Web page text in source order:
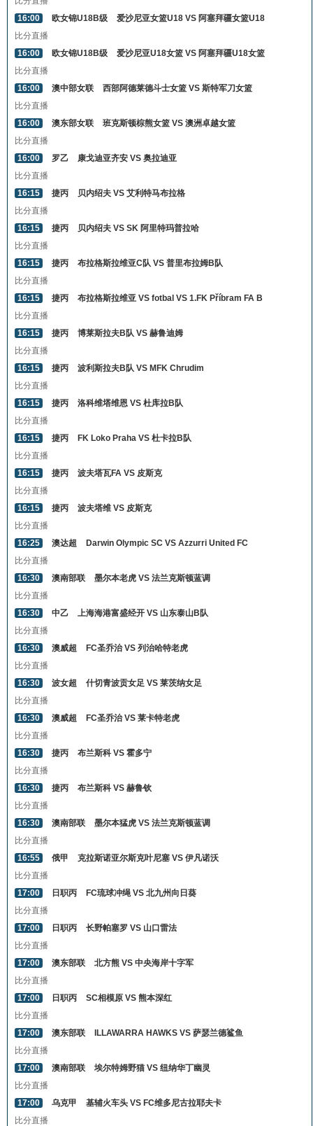
16:00
欧女锦U18B级
爱沙尼亚女篮U18 VS 阿塞拜疆女篮U18
比分直播
16:00
欧女锦U18B级
爱沙尼亚U18女篮 VS 阿塞拜疆U18女篮
比分直播
16:00
澳中部女联
西部阿德莱德斗士女篮 VS 斯特军刀女篮
比分直播
16:00
澳东部女联
班克斯顿棕熊女篮 VS 澳洲卓越女篮
比分直播
16:00
罗乙
康戈迪亚齐安 VS 奥拉迪亚
比分直播
16:15
捷丙
贝内绍夫 VS 艾利特马布拉格
比分直播
16:15
捷丙
贝内绍夫 VS SK 阿里特玛普拉哈
比分直播
16:15
捷丙
布拉格斯拉维亚C队 VS 普里布拉姆B队
比分直播
16:15
捷丙
布拉格斯拉维亚 VS fotbal VS 1.FK Příbram FA B
比分直播
16:15
捷丙
博莱斯拉夫B队 VS 赫鲁迪姆
比分直播
16:15
捷丙
波利斯拉夫B队 VS MFK Chrudim
比分直播
16:15
捷丙
洛科维塔维恩 VS 杜库拉B队
比分直播
16:15
捷丙
FK Loko Praha VS 杜卡拉B队
比分直播
16:15
捷丙
波夫塔瓦FA VS 皮斯克
比分直播
16:15
捷丙
波夫塔维 VS 皮斯克
比分直播
16:25
澳达超
Darwin Olympic SC VS Azzurri United FC
比分直播
16:30
澳南部联
墨尔本老虎 VS 法兰克斯顿蓝调
比分直播
16:30
中乙
上海海港富盛经开 VS 山东泰山B队
比分直播
16:30
澳威超
FC圣乔治 VS 列治哈特老虎
比分直播
16:30
波女超
什切青波贡女足 VS 莱茨纳女足
比分直播
16:30
澳威超
FC圣乔治 VS 莱卡特老虎
比分直播
16:30
捷丙
布兰斯科 VS 霍多宁
比分直播
16:30
捷丙
布兰斯科 VS 赫鲁钦
比分直播
16:30
澳南部联
墨尔本猛虎 VS 法兰克斯顿蓝调
比分直播
16:55
俄甲
克拉斯诺亚尔斯克叶尼塞 VS 伊凡诺沃
比分直播
17:00
日职丙
FC琉球冲绳 VS 北九州向日葵
比分直播
17:00
日职丙
长野帕塞罗 VS 山口雷法
比分直播
17:00
澳东部联
北方熊 VS 中央海岸十字军
比分直播
17:00
日职丙
SC相模原 VS 熊本深红
比分直播
17:00
澳东部联
ILLAWARRA HAWKS VS 萨瑟兰德鲨鱼
比分直播
17:00
澳南部联
埃尔特姆野猫 VS 纽纳华丁幽灵
比分直播
17:00
乌克甲
基辅火车头 VS FC维多尼古拉耶夫卡
比分直播